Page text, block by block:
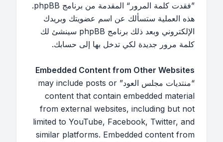
”فقدت كلمة المرور“ المقدمة من برنامج phpBB.
هذه العملية ستسألك عن اسم عضويتك وبريدك
الإلكتروني وبعد ذلك برنامج phpBB سينشئ لك
كلمة مرور جديدة لكي تدخل بها إلى حسابك.
Embedded Content from Other Websites
“منتديات مجلس العود” may include posts or
content that contain embedded material
from external websites, including but not
limited to YouTube, Facebook, Twitter, and
similar platforms. Embedded content from